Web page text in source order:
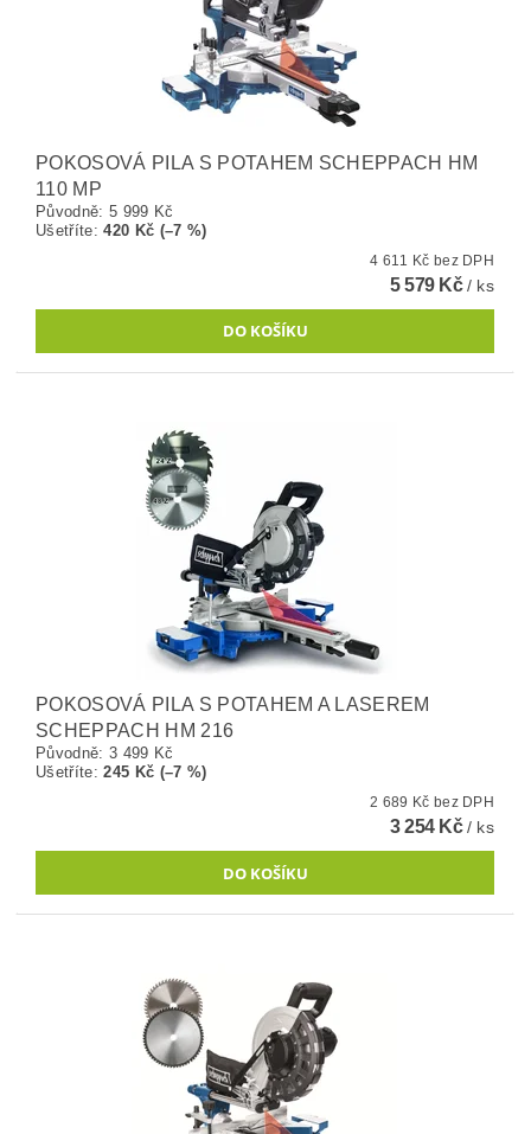
POKOSOVÁ PILA S POTAHEM SCHEPPACH HM
110 MP
Původně: 5 999 Kč
Ušetříte:420 Kč (–7 %)
4 611 Kč bez DPH
5 579 Kč/ ks
POKOSOVÁ PILA S POTAHEM A LASEREM
SCHEPPACH HM 216
Původně: 3 499 Kč
Ušetříte:245 Kč (–7 %)
2 689 Kč bez DPH
3 254 Kč/ ks